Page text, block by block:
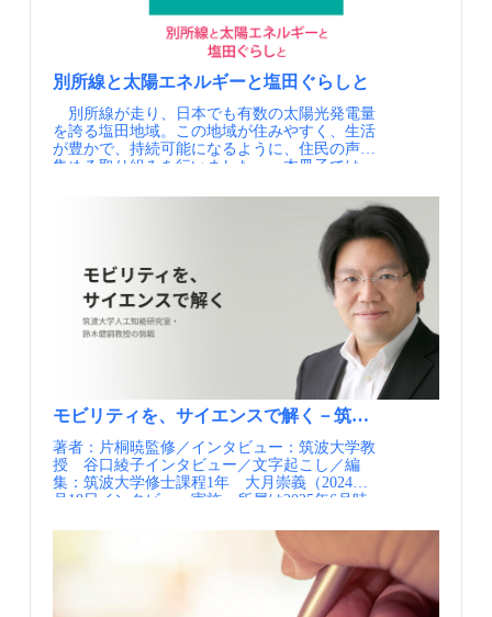
者、観客、観光客を円滑に輸送する必要があっ
たことから、イル・ド・フランス都市圏の交通
を統括するイル・ド・フランス・モビリティ
（Île-de-France Mobilités、以下IDFM）は、交通
サービスのデジタル化を進める戦略を定めまし
た。なお、フランスでは公共交通を計画・運営
するのは地方公共団体であり、IDFMがその役
割を担っています。 イル・ド・フランス都市圏
のトリップ数の推移（100万トリップ/日・出典
圏内の競技会場（出典①） 実施内容 約500人
の職員と31名の理事会で構成されるIDFMは、
大会期間中の交通戦略として、多言語対応の専
用MaaSアプリ「Transport Public Paris 2024」を
提供しました。信頼性の高い旅行情報の提供、
旅程の安全性の確保、旅客の流れに応じた最適
なルート案内により、交通を適切に管理するこ
とを目指したものです。 利用者はアプリを通
じて、出発前のルート計画から当日のリアルタ
イムな経路確認まで行えます。混雑を避けたル
ートの提案、最寄りの公共交通駅の案内、到着
駅の構内から競技会場までの案内など、ドアか
らドアまでの詳細な旅程情報をリアルタイムで
得ることができます。経路検索では大会向けの
推奨ルートがピンク色で表示され、利用者を空
いている経路へ誘導することで、混雑の平準化
が図られています。 乗車券の購入や決済も完
全にペーパーレスで行うことができ、大会期間
上で直接購入できました。専用アプリは大会期
間中に約120万回ダウンロードされ、オリンピ
ック期間中は約93万ユーザー（平均で1時間あ
たり約2万人）、パラリンピック期間中は約21
万ユーザー（平均で1時間あたり約5,000人）に
別所線と太陽エネルギーと塩田ぐらしと
別所線が走り、日本でも有数の太陽光発電量
を誇る塩田地域。この地域が住みやすく、生活
が豊かで、持続可能になるように、住民の声を
集める取り組みを行いました。 本冊子では、
ー活用の取り組みを紹介しています。各ページ
の内容はアンケートの設問と連動しており、読
み進めながら回答することで、地域の現状や未
来の可能性をより深く知ることができます。 第
１章 愛されている別所線 PDFファイルはこち
こちら 第３章 クルマと別所線 PDFファイルは
こちら 第４章 塩田の太陽エネルギーを活かす
PDFファイルはこちら 第５章 別所線×太陽エ
モビリティを、サイエンスで解く－筑波大学人工知能
著者：片桐暁監修／インタビュー：筑波大学教授 谷口綾子インタビュー／文字起こし／編集：筑波大学修士課程1年 大月崇義（2024年6月18日インタビュー実施、所属は2025年6月時点） はじめに 茨城県の筑波大学には2005年来、『人工知能研究室』があります。筑波大学システム情報系長 教授、ヒューマンスマートシティ研究機構 副研究機構長、附属病院未来医工融合研究センター 副センター長、つくば市顧問などを務めている、鈴木健嗣教授の研究室です。 2020年を境に、この研究室から、モビリティ1に関する意欲的な4つのプロジェクトが相次いでスタートしました。『つくば市自動運転バス実証実験』『つくば医療MaaS2』『ランドセル運搬支援事業』そして『投票MaaS』です。 この物語では、これらプロジェクトにおいて中心的役割を果たした鈴木先生を主人公として、各プロジェクトにまつわるエピソードを紹介していきます。そこからはまた、それらに取り組んだ鈴木先生独自のものの見方、考え方なども、浮かび上がってくることでしょう。 研究室の命名 「鈴木さん、それ本当？そんなものは誰も使わないから別にいいよ」。2005年当時、鈴木先生が自分の研究室の名前に「人工知能」という言葉を使おうとベテランの先生に相談したときに、返ってきた言葉です。AI、すなわち人工知能がもてはやされている昨今からは想像のつかないことですが、この時代にはそれくらい「人工知能なんて無用の長物である」と考えられていたのでした。人工知能ならぬ、人工無能。そんな残念なあだ名が、専門家の間でまかり通っているほどでした。 ところで、鈴木先生の出身は早稲田大学理工学部の物理学科。分野としては、人工知能から少し距離がありそうな感じを受けます。しかし、鈴木先生の卒論は機械学習・人工知能に関する内容でしたし、人工知能学会にも出入りをしていました（なぜそんなことになったのかは、いずれこの物語の中に出てきます）。そうした理由もあって2005年、鈴木先生は自分の研究室に、当時としてはいささか変わった響きの『人工知能研究室』という名前を付けたのでした。 人工知能そのものはもちろんのこと、拡張生体技術、サイバニクス、医療・福祉・介護支援ロボット、人支援ロボティクスや社会的インタラクションなどを専門とする、新しい研究室の誕生でした。 きっかけはスマートシティ ときは移って、2020年の春のこと。鈴木先生は、『つくば市自動運転バス実証実験』『つくば医療MaaS』『ランドセル運搬支援事業』という3つのプロジェクトを、相次いで構想します。その直接のきっかけとなったのは、筑波大学学長の永田恭介さん、次いでつくば市長の五十嵐立青さんから、「つくば市の『スマートシティ3』に関する取り組みに関わってもらえないか」との依頼を受けたことでした。 「『スマートシティ』って何でしょうか？」というのが鈴木先生の最初の反応でした。スマートシティという言葉自体も、わかるようでわからないものですし、都市計画の専門家等ならいざしらず、なぜロボットの専門家が、いきなりスマートシティなるものの計画に呼ばれるのでしょうか？それはどうやら、幾つもの条件の積み重ねということのようでした。 ロボティクスが専門で、ロボットスーツ等の社会実装に興味関心があったこと。大学病院や地域の病院にも強いパイプがあること。スタートアップを実践していて、産業界のことも分かること。英語が喋れること。そして、当時すでに人工知能（AI）に注目が集まりつつあったこと。つくば市在住であること。さらに、モビリティの研究をしていること。鈴木先生は、本人の与り知らぬところで、スマートシティを考えるのにぴったりの人物だったのでした。 スマートシティとスーパーシティ さて、スマートシティと似て非なる言葉として、「スーパーシティ4」というものがあります。スマートシティが市のプロジェクトであるのに対して、スーパーシティは、内閣府が主導して進めているプロジェクトです。そして鈴木先生は、スマートシティには明るくなかったものの、スーパーシティの側には深く関わっており、ちょうどその提案書を書かなければいけないところだったのでした。スーパーシティは内閣府への申請制だったのですが、全国1,700を超える自治体の中からわずか5カ所しか選ばれないという、たいへんに狭き門でした。 そのとき内閣府から求められていたのは、「つくばでしかできない、特色のある取り組み」でした。これは一見もっともらしくはあれ、よくよく考えてみると少々おかしい理屈ではないかと鈴木先生は思いました。つくばでしかできないことを成功させても、それが他の自治体や全国に展開できない、ということになってしまうからです。そこで鈴木先生は「当たり前のことを、当たり前にしっかりやるという申請にしましょう」と提案し、書類をまとめました。結果として、つくば市は見事にスーパーシティに選ばれることになったのでした。 本当にやりたいこと同士を調整する こうしてスーパーシティへの取り組みを行なうなかで、鈴木先生は、自らが住むつくば市への理解を深めていきました。このようないわば準備段階があって、鈴木先生は今度はスマートシティへと、つくば市顧問という役職として参画することになり、『つくば市自動運転バス実証実験』『つくば医療MaaS』『ランドセル運搬支援事業』および『投票MaaS』の取り組みを構想し、実践していくことになるのです。 鈴木先生が果たした役割は各プロジェクトによって違っていますが、主として行なったのは計画、予算申請、全体の調整や助言などでした。こうしたプロジェクトには、市役所はもちろん、多数の民間企業や組織等が複雑に関わりあうので、中でも“調整”の部分がたいへんです。言葉から感じられるイメージよりも、それははるかに難しい事柄でした。 「さまざまな利害を持つ関係者を調整していくわけですが、一番難しかったことは、『一言でも口にしただけで爆発するような地雷』が大量に存在したことでした」と、鈴木先生は振り返ります。誰かの利益は、他の誰かの不利益。この点を間違えないように、けっして地雷を踏まないようにしながら、1つずつ慎重にそれを撤去していかなければなりません。 そのためには、「プロジェクト全体にとって良いこと」を考えるだけでは、とうてい足りません。むしろ、それぞれの人々がなぜプロジェクトに参加していて、何が起こればその人は幸せになるのかを考えていくことの方が、大切といえるかもしれません。それらを複眼的に考えて叶えながら、プロジェクト全体の進捗とすり合わせ、1歩ずつ着実に前進していかなければならないのです。そして鈴木先生は、なぜかその術（すべ）に、大変長けていたのでした。 人は人が好き そのことと関係があるのかどうかはわかりませんが、鈴木先生は昔から「この人は何を考えているんだろう」等と思いを馳せるのが好きでした。交差点などで「あの人はなぜあの服を着ているのだろう？」「あの人はどこへ行くのだろうか？」などと妄想することもしばしば。ただしその場合には、妄想すること自体は面白いけれども「本人の考えは絶対にわからないのだ」という、自分と他人を画す絶対的な線引きがありました。 人を完全に理解することは不可能だが、それでも、その人の内面について考えをめぐらしてしまう。これは端的にいえば「人間が好き」ということなのではないでしょうか？ 「私は自分の研究の専門分野として機械を四六時中いじっていますけれども、『どうせ人は機械が好きなわけじゃないんだから』ということは、常に思っています。本当に機械自体が好きな人なんていうのは、まあ、いないと言ってもいいでしょう。機械が好きな人っていうのは、自分と同類の、機械が好きな他の人との交流が楽しい。つまり、人は人にしか興味がないんだっていうのが、私の基本概念です」。 鈴木先生は、機械によって歩行困難者の歩行支援に取り組んでいますが、「歩きたいために歩きたい」という人はいないのだといいます。立ち上がりたいために立ち上がりたいという人はいない。立ち上がってやりたいことは、スーパーで高いところの物をとりたいといったことはもちろんあるにせよ、他の人たちみんなと、普通に会話がしたいのだと。「『つくばのサザコーヒーのあそこのカウンターでコーヒーが飲んでみたいな』とか『立ち食い蕎麦屋のそばを食べてみたいな』とか、その願いを知ることは、とてもとても楽しいことです。もちろんそれが実現している状態を見るのも、自分にとっては楽しいんでしょうね」。 「問題」と「課題」の違い さて、鈴木先生が請われて参加することになったスマートシティのプロジェクトですが、鈴木先生の側から見て「これはやりやすそうだ」と感じたポイントがありました。それは「スマートシティは、問題と課題が明確である」というもの。 ところがいざ参加してみると、スマートシティ協議会では、問題と課題という単語が混同されて使われており、鈴木先生としては、背中がむず痒くなるようなもどかしさを感じざるをえませんでした。 「『問題』というのは非常に簡単で、要するにそれは、理想と現実の差分でしかありません。そのため、問題というのは大量に存在します。理想があればその数だけ、現実との差分がぜんぶ問題になるからです。この『問題』を、モビリティや市役所の人手、お金で解決しようということになると、そこにそれぞれの『課題』が発生してくるわけです」。 これはすなわち、課題解決の手前に、まず問題の所在を明確にしなければならないということを意味します。そこで鈴木先生は、2020年から1年間は、プロジェクトにまつわる大量のデータを収集し、それを分析することに費やしました。するとそこから、さまざまなことが見えてきたのです。 『つくば市自動運転バス実証実験』（1） つくばには、『つくタク5』という、（鈴木先生の評によれば「そこまで優良ではない」ものの）なかなかに便利なサービスが存在します。鈴木先生は、過去9年分の『つくタク』のデータを全部集めて、誰がどんな目的で使っているのかを調査しました。結果は明白でした。50％は病院、20〜30％はイーアス6への移動。つくばの人々は、主に病院とお買い物のために『つくタク』を使っていたのでした。 「これは一例ですが、ここでの『問題』は明確なんです。そういった移動に利用できる足がないことです。これを掘り下げるために、住民説明会で地元の人にいろいろと質問をしたり、小田地区や光陽台地区といった、高齢化率が高い地域の住民の方とも話をしました。するとやはり、通院、買い物、そして学校に行くこと、これくらいが主用途であることがわかってきたので、注力ポイントが見えてきたわけです」。 こうしたヒアリングを積み重ねて、つくば市のモビリティの方向性は模索されました。さまざまな議論が重ねられましたが、問題となるのは、日々の移動である、通院・通勤・通学に利用できる「公共交通が足りない」ということでした。 2020年当時、鈴木先生はこう考えました。 「この問題は、おそらく数年のうちに変わることはないだろう。それに、都市と郊外の2極化という問題に関しては、人口が集中している東京等の例外箇所を除き、いずれ同じ問題が発生することになる。それならば、つくばが先んじてその問題に取り組むことには、意義があるだろう」。 問題の大きさを考えると、これはなかなか挑戦的な取り組みでした。 『つくば市自動運転バス実証実験』（2） 鈴木先生が20年前に筑波大学に就任してやってきたときには、学生や大学関係者の8割5分〜9割程度が、大学の宿舎に住んでいました。それがやがて7割5分程度にまで減少し、つくばエクスプレスで通勤・通学する人も増えました。 そうなると、朝8時台と夕方5時台につくば駅〜筑波大学間のバスに乗ろうとする、学生や大学関係者がたいへん多くなります。しかしこの時間帯は、筑波大学以外の他の場所でもバスが必要であるため、バス会社としては、単純にバスの便数を増やすことは難しいということでした。そこで、需要が高まるこの時間帯と、それから学生のニーズがある夜中の時間帯、これらの時間帯を狙って自動運転の実証実験を行なうことにすれば、自動運転専用のバスを活かすことができますし、ちょうど実験の採算性が取れそうです。 幸い、国交省からの補助金ももらえることになり、つくば市としても進めたいという話になったため、2026〜2027年の実装をめざして、この実証実験は現在進行中です。 鈴木先生に言わせれば、自動運転は、自動で走らせること自体は簡単です。しかし乗降のことを考えると、これがぐっと大変になります。例えば自動運転バスの停車予定地に、路肩駐車しているクルマがあったりすると、自動運転バスは、事前にプログラムされていた停車をすることができないので、途端に立ち往生してしまいます。 こういった「自動運転の周りに必要となる技術」は、枚挙にいとまがありません。例えば、自動運転バスには、運転手の目の代わりに多数のセンサーが車体に取り付けられていますが、それでも必ず運転中に死角ができてしまう曲がり角がありました。 それでは、車体の方にではなく、死角になってしまう道路側にAIカメラを1台取り付けて、その情報をバスに繋げたら？すると「周辺に人がいます」という情報を漏れなく把握できるようになりました。それでは今度は、すべての曲がり角にカメラを付けてしまえばどうだろう？（クルマと道とで相互補完するこういう考え方を「路車協調」といいます） こんな風に、さまざまにアイデアを検討し、使えるものはすべて使って、実証実験は進められていくのです。 『つくば医療MaaS』（1） 「いや先生、本当にね、自分一人で、病院に気兼ねなく行けるっていうのは大事なことなんです」。こういった声を地域住民の方々からじかに聞くたびに、鈴木先生は思います。 「『つくば医療MaaS』も、関係各所の調整がなかなか大変なんですけれども、やはり、やらなければいけないことなんだろうなと」。 さて、この『つくば医療MaaS』とは、いったいどんなプロジェクトなのでしょうか？ つくばに住んでいると、病院に行くのにも1日がかりになってしまうことが珍しくありません。さらに家族の誰かが同伴するとなれば、その家族も1日拘束されてしまうわけですから、もっと大変です。患者自身が、比較的短い時間で、1人で病院への通院と帰宅をこなせるようになればどんなに良いことでしょう。それに、もしこのようなモビリティ・プロジェクトが実現すれば、病院への行き来に限らず、さまざまな事柄への応用可能性がひらけるはずです。そんな目的とポテンシャルを見込んで、『つくば医療MaaS』への取り組みは始められました。 図 1 つくば医療MaaSイメージ図7 さて、ここで、とある患者さんが病院へ行った場合の1日の動きをシミュレーションしてみましょう。病院に着いたらまず、受付に行く必要があります。受付で待ったあとは、診察のために診療科に行くことになりますが、ここでたいてい長い待ち時間が発生します。診療科で先生の診断を受けた後、検査に行く場合もあるでしょう。その後に精算となりますが、この精算の待ち時間にしても、受付番号の表示を待たなければいけないため、どこか他の場所に行くわけにもいかず、ただその場で時間をつぶしていなければなりません。結果として、帰宅が予定より大幅に遅くなることも珍しくありません。 これはもちろん病院や先生に原因があるわけではなく、1人ひとりの診療にかかる時間が読めないことが原因です。例えば「1人あたり1時間かかる」と想定すれば遅れはなくなるかもしれませんが、1日2,000人も患者が外来にやってくる病院などでは、それでは人を捌くことができません。 病院でこうして生じてしまう待ち時間はすべて、テクノロジーが足りないことが原因であると、鈴木先生は考えました。 『つくば医療MaaS』（2） 鈴木先生は語ります。 「受付のプロセスは、要するにその人が来ることがわかるようになっていれば必要ありません。その人の移動の情報がわかっていれば、病院に着いた、その段階で受け付けたことにすればいい。診察の予約も、患者の現在地がわかれば病院側としては問題ありません。もし来なかったときに、すぐに来られるのか、あるいは外のスターバックスで軽食を食べているのかといった情報がわからないことが問題なんです。要するに、位置情報とチェックインの情報がわかれば十分効率化できるわけです」。 「帰るときも精算を待たなければなりませんが、けっこう時間がかかりますよね。これについても後払い制度を組み上げれば、病院から出る際に精算が決定されて後ほど実行される、という仕組みにすればいい。これらが実現すれば、患者さんは半日で帰宅できるようになるかもしれません。これらのテクノロジーは、1つひとつは取り立てて新しいものではありません。『こうだったら良いな』という理想があって、この場合の理想は『1人で病院に行けること』。そして見守っている人が、『いま病院に到着した』といった情報を知ることができれば良いわけです」 これらを実現すべく、このプロジェクトはGPS技術を核として構想されています。 「2023年からかな、技術的には、ビーコンみたいなものを使おうと思いました。いわゆるBluetooth通信とバス停とがあれば、誰がどこで乗って降りたかっていうチェックイン・チェックアウトの確認は、完全にスマホで完結するので、ハンズフリー（指や手での操作が不要）にできそう、というのを実証実験で確かめたんです。これでようやく、医療MaaSが一歩進むかなといったところです。実証実験は、自動運転に乗っていただく実験と、チェックイン・チェックアウト等を確認できるアプリを使う実験に、100人ほどにご参加いただきました。現在のところ、特に問題なく進んでいます」。 『つくば市自動運転バス実証実験』と『つくば医療MaaS』には、プロジェクトとして重なり合っている部分があります。たとえば、附属病院行きのバスが減便になってしまったので、それを自動運転のバスでカバーできないか、といったことです。 「病院はどうしても来なければいけない場所ですから、病院行きのバスを増やすことは、大変だけど大事なことなんです」「いろいろとお任せで心苦しいんですけど」といった病院関係者の声が、鈴木先生の励みになっています。 想定外の苦労とは…？ ところで、鈴木先生がこれらの取り組みで苦労していることとは、どんなことでしょうか。 「やっぱり公共交通のアップデートって、そう簡単にはいかなくて。年単位での取り組みは必要なんですけれども。とはいえ、それはさして想定外のことではないんです。技術的なことは、おおむね想定内かな」。 「技術的なことは」という限定が付いているということは、技術的なこと以外に苦労があるということなのでしょうか？ 「苦労することっていえば、この辺、私自身の背後辺りにいる鈴木先生がね、『これを言っちゃうと担当の人、実は大変なんだよな。鈴木先生が言うと断れないんだろうな。でもこれはやっぱり、やらないとダメなんだよな…』っていう内容を、いざ本当に伝えるときが、1番苦労していますね」。それは、自分の研究室の学生さんに対しても同じだと言います。 「いついつまでに論文にしようねっていうのは簡単だけど、いや、大変なんだよな、論文書くの。苦労するんだよなって。私だってチェックするのに苦労するんだよなと思うんですけど、そう、やっぱりね、言わなきゃならないことなので」。 鈴木研究室の論文3箇条 論文については、研究室の重要な評価だということもあり、鈴木研究室には、たかが論文、されど論文、やはり論文という3箇条があります。 論文は「たかが論文」、それができたから、即、何ができるというものでもありません。しかし学問的に何かをしようと思った時に、1番最初のエビデンスとなるのが論文です。つまり「されど論文」。そして最後に、その論文は、学位取得とか、研究機関への就職とか、自分の実績になったりしていくという部分で役に立つ。すなわち「やはり論文」であると。 「というわけで、心を鬼にしながら、論文を書きましょう、ということにしているわけです。我々が国のお金をいっぱい使えているのは、それは、論文を書くためだけなんですよ。その文章が、一文でも一言でも残っていって、次の人がそれを拾ってくれればと願って論文を書く。ですから極端な話ですけど、本当に内容はなんであれ、まずは論文にすることが優先。知見がないのはダメだ。でも知見が1個でもあるのなら、それを自分の論文にしようよと言っているんです」。 論文は礎石である 「私自身が、人生において『これをすごくやりたい』という明確なビジョンがあるわけではないんです」と、鈴木先生は自己分析します。「昔、学生時代に考えた将来像も『世界を股にかけるビジネスマン』とか、笑えるぐらい内容がないんですよ」。 しかし広い意味で考えれば、1つ、鈴木先生にも思い当たることがあります。それは、「サイエンスをやりたい」ということ。具体的には、そう、論文を書くことです。自分の知見を論文にしておけば、いずれ誰かが見てくれるかもしれません。少しでもその可能性があるから、当面は誰も読まなさそうなことでも、論文にしておくのです。 3年、5年かけて書いた博士論文だとしても、タイトルと冒頭のアブストラクト（要約）を読んだだけで「これは違うな」と思われて読まれないこともある、それが論文の人生です。しかし、もしかしたら100本に1本くらい、誰かがしっかりと読み込んでくれる論文があって、「この人たちはそのとき、何を考えたんだろう」「その先に自分は何ができるだろう」ということを考えてくれるかもしれません。1人ひとりが大きなことをできるわけではない。けれども小さな石1つひとつを積み上げていくために、サイエンスをするのだと、鈴木先生は考えます。 目的は、「こんなすごいことをしたよ」とひけらかすことではなく、「これは私たちが明らかにしたことだから、もうやらなくてもいいよ」と、次の世代の人たちに伝えること。そうすれば、いわゆる『タイヤの再発明』をしないで済みます。サイエンスは、人々の共同作業として、未来へ未来へと残っていくのです。 「つくばの実証実験についても、『実証ばかりで実装に繋がらない』と言われることもありますが、私は正直に言ってあまり気にしていません。実証ができていれば、実装というのは、するかしないかの差だけだからです」。 『ランドセル運搬支援事業』（1） このプロジェクトは、名称が示す通り、小学生がランドセルを背負って通学するのではなく、それを機械的に支援しましょうというもので、地元の人のアイデアから始まりました。もし小学校が徒歩圏内であるのなら、クルマで送り迎えしなくても、歩いていけば問題ありません。ところが最近の小学生のランドセルの中身はいささか重すぎるので（持ってみたことのない方は、きっとその重さに驚くはずです）、その持ち歩きだけでもなんとか対処・支援できないか、というところから、始まった取り組みです。 当初は「まとめてクルマで運ぶ」という案もありましたが、それでは面白くありません（研究において、「面白さ」は重要な要素です。面白いものは、人の心を動かし、プロジェクトを動かし、それらによって、おそらくは応用可能性をも広げるからです）。 そんなわけで鈴木先生は、カートのようなロボットが小学生の後ろから付いてくる、というプランをまとめました。小学生はロボットのいる地点まではランドセルをかついでやってきて、そこでカートにランドセルを